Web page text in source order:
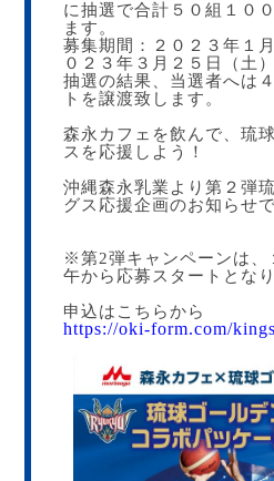
に抽選で合計５０組１０
ます。
募集期間：２０２３年１
０２３年３月２５日（土）
抽選の結果、当選者へは
トを譲渡致します。
森永カフェを飲んで、琉
スを応援しよう！
沖縄森永乳業より第２弾
グス応援企画のお知らせで
※第2弾キャンペーンは、
午から応募スタートとなり
申込はこちらから
https://oki-form.com/